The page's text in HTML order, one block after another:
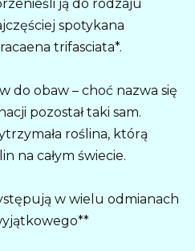
ją do rodzaju
spotykana
trifasciata*.
do obaw – choć nazwa się
pozostał taki sam.
roślina, którą
na całym świecie.
w wielu odmianach